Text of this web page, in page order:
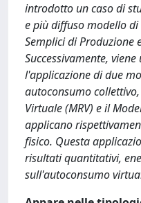
introdotto un caso di
e più diffuso modello
Semplici di Produzione
Successivamente,
l'applicazione di due
autoconsumo
Virtuale (MRV) e il
applicano
fisico. Questa
risultati quantitativi,
sull'autoconsumo